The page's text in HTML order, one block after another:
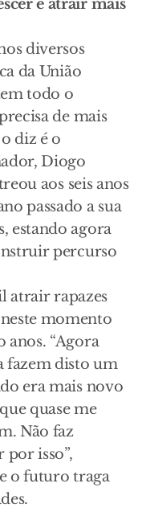
e atrair mais
diversos
da União
todo o
de mais
diz é o
Diogo
aos seis anos
passado a sua
estando agora
percurso
atrair rapazes
momento
anos. “Agora
fazem disto um
era mais novo
quase me
Não faz
por isso”,
o futuro traga